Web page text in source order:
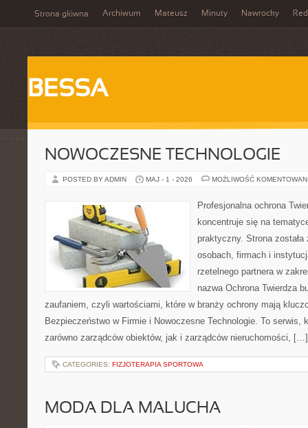
Strona główna Archiwum Mateusz Minuty Nawrocky
BESSA
NOWOCZESNE TECHNOLOGIE
POSTED BY ADMIN MAJ - 1 - 2026 MOŻLIWOŚĆ
Profesjonalna ochrona
koncentruje się na
praktyczny. Strona
osobach, firmach i
rzetelnego partnera w
nazwa Ochrona Twierdza
zaufaniem, czyli wartościami, które w branży ochrony mają
Bezpieczeństwo w Firmie i Nowoczesne Technologie. To serwis,
zarówno zarządców obiektów, jak i zarządców nieruchomości, […]
CATEGORIES: FIZJOTERAPIA SPORTOWA
MODA DLA MALUCHA